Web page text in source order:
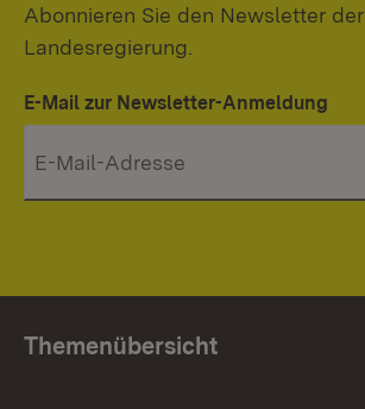
Abonnieren Sie den Newsletter der
Landesregierung.
E-Mail zur Newsletter-Anmeldung
Themenübersicht